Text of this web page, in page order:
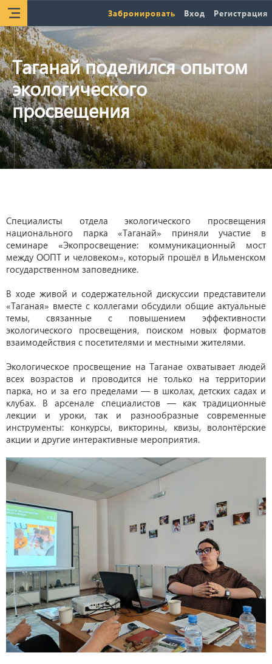
Забронировать Вход Регистрация
Таганай поделился опытом
экологического
просвещения
Специалисты отдела экологического просвещения
национального парка «Таганай» приняли участие в
семинаре «Экопросвещение: коммуникационный мост
между ООПТ и человеком», который прошёл в Ильменском
государственном заповеднике.
В ходе живой и содержательной дискуссии представители
«Таганая» вместе с коллегами обсудили общие актуальные
темы, связанные с повышением эффективности
экологического просвещения, поиском новых форматов
взаимодействия с посетителями и местными жителями.
Экологическое просвещение на Таганае охватывает людей
всех возрастов и проводится не только на территории
парка, но и за его пределами — в школах, детских садах и
клубах. В арсенале специалистов — как традиционные
лекции и уроки, так и разнообразные современные
инструменты: конкурсы, викторины, квизы, волонтёрские
акции и другие интерактивные мероприятия.